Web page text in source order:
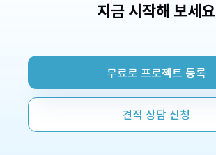
지금 시작해 보세요
무료로 프로젝트 등록
견적 상담 신청